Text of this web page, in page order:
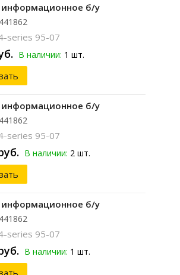
информационное б/у
series 95-07
В наличии: 1 шт.
информационное б/у
series 95-07
В наличии: 2 шт.
информационное б/у
series 95-07
В наличии: 1 шт.